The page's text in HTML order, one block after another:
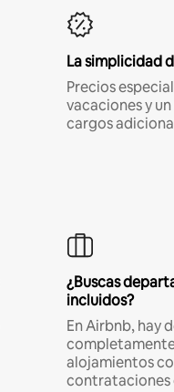
La simplicidad
Precios
vacaciones y
cargos
¿Buscas
incluidos?
En Airbnb, hay
alojamientos
contrataciones